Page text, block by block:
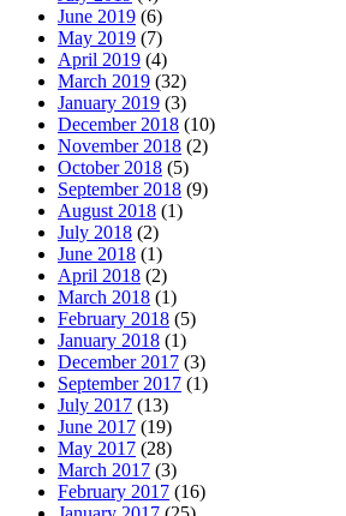
June 2019 (6)
May 2019 (7)
April 2019 (4)
March 2019 (32)
January 2019 (3)
December 2018 (10)
November 2018 (2)
October 2018 (5)
September 2018 (9)
August 2018 (1)
July 2018 (2)
June 2018 (1)
April 2018 (2)
March 2018 (1)
February 2018 (5)
January 2018 (1)
December 2017 (3)
September 2017 (1)
July 2017 (13)
June 2017 (19)
May 2017 (28)
March 2017 (3)
February 2017 (16)